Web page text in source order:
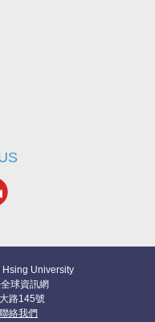
University
球資訊網
路145號
聯絡我們